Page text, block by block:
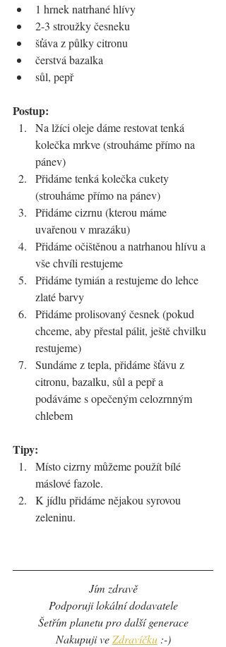
1 hrnek natrhané hlívy
2-3 stroužky česneku
šťáva z půlky citronu
čerstvá bazalka
sůl, pepř
Postup:
Na lžíci oleje dáme restovat tenká
kolečka mrkve (strouháme přímo na
pánev)
Přidáme tenká kolečka cukety
(strouháme přímo na pánev)
Přidáme cizrnu (kterou máme
uvařenou v mrazáku)
Přidáme očištěnou a natrhanou hlívu a
vše chvíli restujeme
Přidáme tymián a restujeme do lehce
zlaté barvy
Přidáme prolisovaný česnek (pokud
chceme, aby přestal pálit, ještě chvilku
restujeme)
Sundáme z tepla, přidáme šťávu z
citronu, bazalku, sůl a pepř a
podáváme s opečeným celozrnným
chlebem
Tipy:
Místo cizrny můžeme použít bílé
máslové fazole.
K jídlu přidáme nějakou syrovou
zeleninu.
Jím zdravě
Podporuji lokální dodavatele
Šetřím planetu pro další generace
Nakupuji ve Zdravíčku :-)